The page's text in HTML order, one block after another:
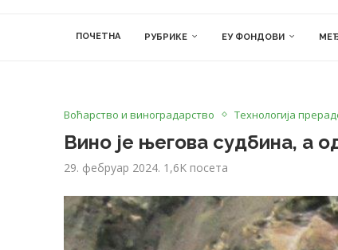
ПОЧЕТНА РУБРИКЕ ЕУ ФОНДОВИ
Воћарство и виноградарство Технологија
Вино је његова судбина, а
29. фебруар 2024. 1,6Kпосета